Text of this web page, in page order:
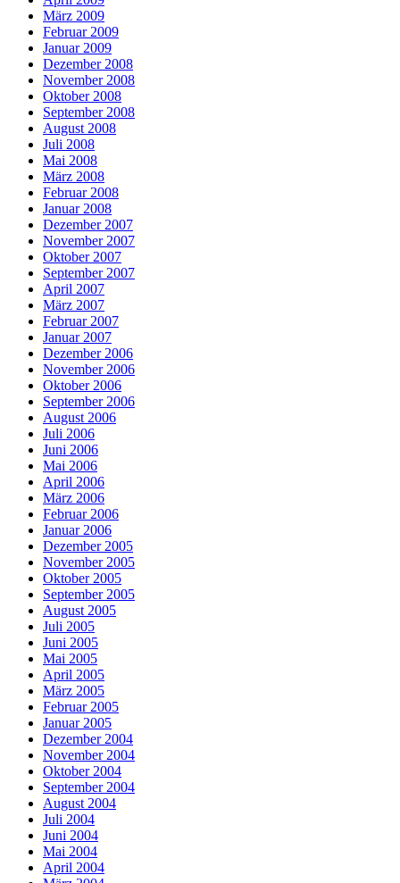
März 2009
Februar 2009
Januar 2009
Dezember 2008
November 2008
Oktober 2008
September 2008
August 2008
Juli 2008
Mai 2008
März 2008
Februar 2008
Januar 2008
Dezember 2007
November 2007
Oktober 2007
September 2007
April 2007
März 2007
Februar 2007
Januar 2007
Dezember 2006
November 2006
Oktober 2006
September 2006
August 2006
Juli 2006
Juni 2006
Mai 2006
April 2006
März 2006
Februar 2006
Januar 2006
Dezember 2005
November 2005
Oktober 2005
September 2005
August 2005
Juli 2005
Juni 2005
Mai 2005
April 2005
März 2005
Februar 2005
Januar 2005
Dezember 2004
November 2004
Oktober 2004
September 2004
August 2004
Juli 2004
Juni 2004
Mai 2004
April 2004